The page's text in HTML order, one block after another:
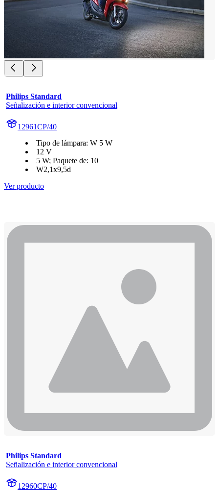
Philips Standard
Señalización e interior convencional
12961CP/40
Tipo de lámpara: W 5 W
12 V
5 W; Paquete de: 10
W2,1x9,5d
Ver producto
Philips Standard
Señalización e interior convencional
12960CP/40